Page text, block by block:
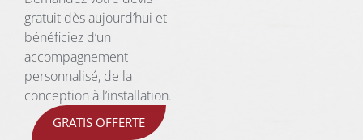
gratuit dès aujourd’hui et
bénéficiez d’un
accompagnement
personnalisé, de la
conception à l’installation.
GRATIS OFFERTE